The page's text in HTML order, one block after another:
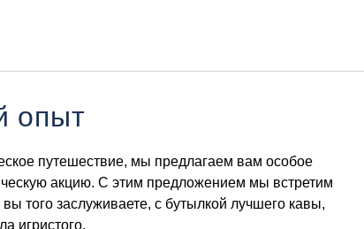
опыт
путешествие, мы предлагаем вам особое
акцию. С этим предложением мы встретим
вы того заслуживаете, с бутылкой лучшего кавы,
игристого.